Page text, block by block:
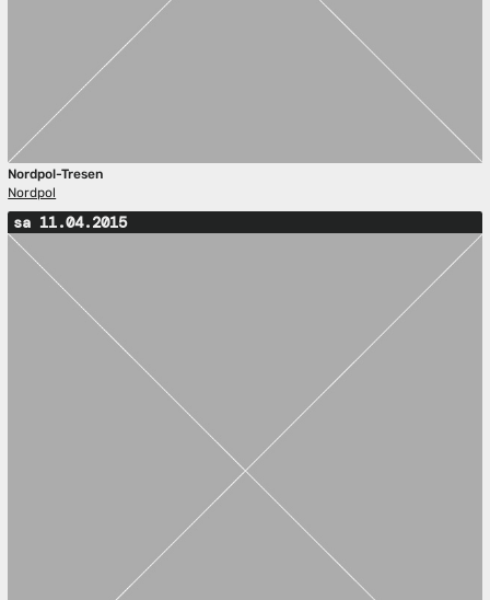
Nordpol-Tresen
Nordpol
sa 11.04.2015